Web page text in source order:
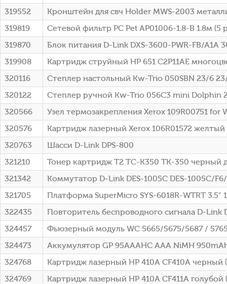
319552
Кронштейн для свч Holder MWS-2003
319819
Сетевой фильтр PC Pet AP01006-1.8-B 1.8м
319870
Блок питания D-Link DXS-3600-PWR-FB/A1A
319908
Картридж струйный HP 651 C2P11AE
320116
Степлер настольный Kw-Trio 050SBN 23/6
320122
Степлер ручной Kw-Trio 056C3 mini Dolphin
320566
Узел термозакрепления Xerox 109R00751 for
320576
Картридж лазерный Xerox 106R01572 желтый
320763
Шасси D-Link DPS-800
321210
Тонер картридж T2 TC-K350 TK-350 черный
321342
Коммутатор D-Link DES-1005C DES-1005C/
321705
Платформа SuperMicro SYS-6018R-WTRT 3.5"
322435
Повторитель беспроводного сигнала D-Link
324457
Фьюзерный модуль WC 5665/5675/5687 /
324473
Аккумулятор GP 95AAAHC AAA NiMH
324768
Картридж лазерный HP 410A CF410A черный
324769
Картридж лазерный HP 410A CF411A голубой